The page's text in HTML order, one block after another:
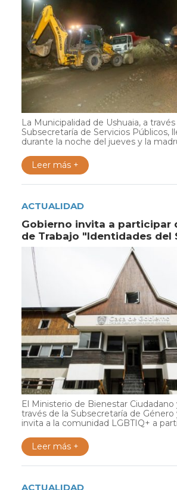
La Municipalidad de Ushuaia, a través
Subsecretaría de Servicios Públicos,
durante la noche del jueves y la
Leer más +
ACTUALIDAD
Gobierno invita a participar
de Trabajo "Identidades del
El Ministerio de Bienestar Ciudadano
través de la Subsecretaría de Género
invita a la comunidad LGBTIQ+ a
Leer más +
ACTUALIDAD